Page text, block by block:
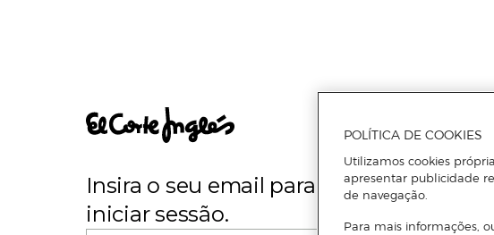
Insira o seu email para se registar ou
iniciar sessão.
POLÍTICA DE COOKIES
Utilizamos cookies
apresentar publicidade
de navegação.
Para mais informações,